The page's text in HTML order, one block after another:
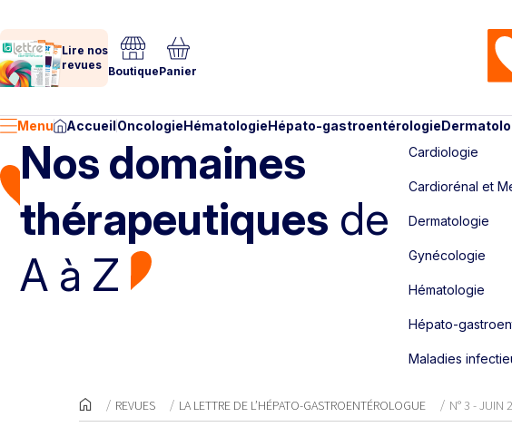
Lire nos
revues BoutiquePanier
Menu AccueilOncologieHématologieHépato-gastroentérologie
Nos domaines
thérapeutiques de
A à Z
Cardiologie
Cardiorénal et
Dermatologie
Gynécologie
Hématologie
Hépato-
Maladies
REVUES LA LETTRE DE L’HÉPATO-GASTROENTÉROLOGUE N° 3 - JUIN